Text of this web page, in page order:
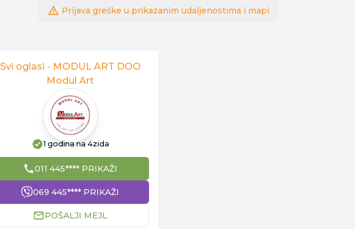
Prijava greške u prikazanim udaljenostima i mapi
Svi oglasi - MODUL ART DOO
Modul Art
1 godinana 4zida
011 445**** PRIKAŽI
069 445**** PRIKAŽI
POŠALJI MEJL